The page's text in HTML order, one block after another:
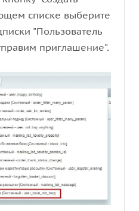
списке выберите
"Пользователь
приглашение".